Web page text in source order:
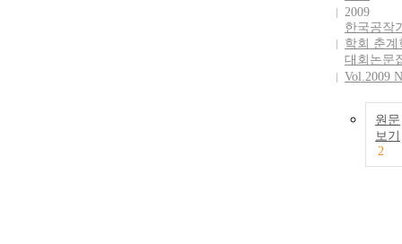
2009
한국공작
학회 춘계
대회논문
Vol.2009
원문
보기
2